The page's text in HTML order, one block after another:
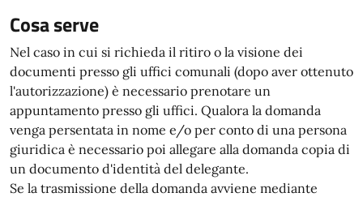
Cosa serve
Nel caso in cui si richieda il ritiro o la visione dei
documenti presso gli uffici comunali (dopo aver ottenuto
l'autorizzazione) è necessario prenotare un
appuntamento presso gli uffici. Qualora la domanda
venga persentata in nome e/o per conto di una persona
giuridica è necessario poi allegare alla domanda copia di
un documento d'identità del delegante.
Se la trasmissione della domanda avviene mediante